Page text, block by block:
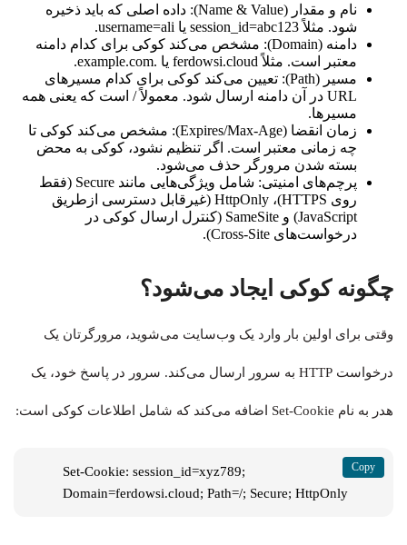
نام و مقدار (Name & Value): داده اصلی که باید ذخیره
شود. مثلاً session_id=abc123 یا username=ali.
دامنه (Domain): مشخص می‌کند کوکی برای کدام دامنه
معتبر است. مثلاً ferdowsi.cloud یا .example.com.
مسیر (Path): تعیین می‌کند کوکی برای کدام مسیرهای
URL در آن دامنه ارسال شود. معمولاً / است که یعنی همه
مسیرها.
زمان انقضا (Expires/Max-Age): مشخص می‌کند کوکی تا
چه زمانی معتبر است. اگر تنظیم نشود، کوکی به محض
بسته شدن مرورگر حذف می‌شود.
پرچم‌های امنیتی: شامل ویژگی‌هایی مانند Secure (فقط
روی HTTPS)، HttpOnly (غیرقابل دسترسی ازطریق
JavaScript) و SameSite (کنترل ارسال کوکی در
درخواست‌های Cross-Site).
چگونه کوکی ایجاد می‌شود؟
وقتی برای اولین بار وارد یک وب‌سایت می‌شوید، مرورگرتان یک
درخواست HTTP به سرور ارسال می‌کند. سرور در پاسخ خود، یک
هدر به نام Set-Cookie اضافه می‌کند که شامل اطلاعات کوکی است:
Set-Cookie: session_id=xyz789;
Domain=ferdowsi.cloud; Path=/; Secure; HttpOnly